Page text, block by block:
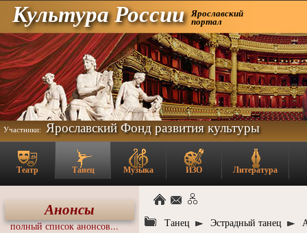
Культура России Ярославский
портал
Участники: Ярославский Фонд развития культуры
Театр Танец Музыка ИЗО Литература
Анонсы
полный список анонсов... Танец Эстрадный танец